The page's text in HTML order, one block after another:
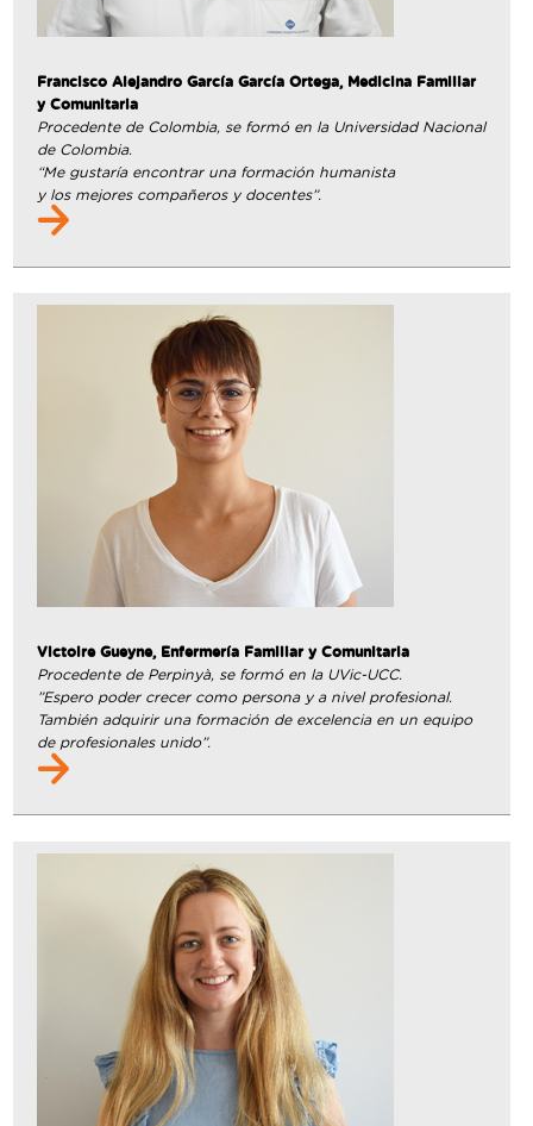
Francisco Alejandro García García Ortega, Medicina Familiar
y Comunitaria
Procedente de Colombia, se formó en la Universidad Nacional
de Colombia.
“Me gustaría encontrar una formación humanista
y los mejores compañeros y docentes”.
Victoire Gueyne, Enfermería Familiar y Comunitaria
Procedente de Perpinyà, se formó en la UVic-UCC.
”Espero poder crecer como persona y a nivel profesional.
También adquirir una formación de excelencia en un equipo
de profesionales unido”.